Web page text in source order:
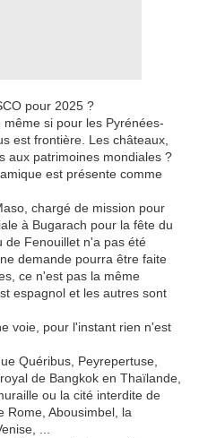
pour 2025 ?
si pour les Pyrénées-
est frontière Les châteaux,
aux patrimoines mondiales ?
est présente comme
chargé de mission pour
à Bugarach pour la fête du
de Fenouillet n'a pas été
demande pourra être faite
ce n'est pas la même
espagnol et les autres sont
voie, pour l'instant rien n'est
Quéribus, Peyrepertuse,
de Bangkok en Thaïlande,
ou la cité interdite de
Rome, Abousimbel , la
...